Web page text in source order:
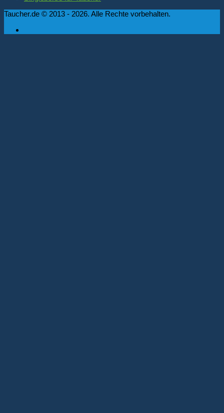
Taucher.de © 2013 - 2026. Alle Rechte vorbehalten.